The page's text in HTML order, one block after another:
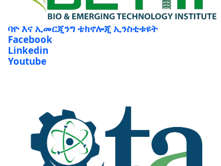
ባዮ እና ኢመርጂንግ ቴክኖሎጂ ኢንስቲቱዩት
Facebook
Linkedin
Youtube